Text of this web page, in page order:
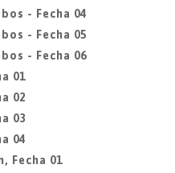
- Fecha 04
- Fecha 05
- Fecha 06
01
02
03
04
Fecha 01